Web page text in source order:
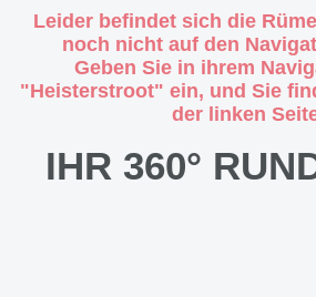
Leider befindet sich die
noch nicht auf den
Geben Sie in ihrem
"Heisterstroot" ein, und Sie
der linken
IHR 360°